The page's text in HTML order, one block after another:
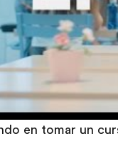
en tomar un